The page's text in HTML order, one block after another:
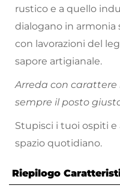
rustico e a quello
dialogano in armonia
con lavorazioni del
sapore artigianale.
Arreda con
sempre il posto
Stupisci i tuoi ospiti
spazio quotidiano.
Riepilogo